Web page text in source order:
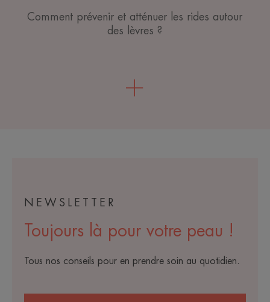
Comment prévenir et atténuer les rides autour
des lèvres ?
NEWSLETTER
Toujours là pour votre peau !
Tous nos conseils pour en prendre soin au quotidien.